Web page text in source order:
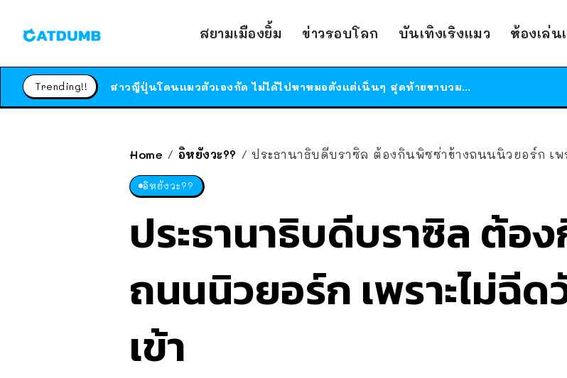
สยามเมืองยิ้ม ข่าวรอบโลก บันเทิงเริงแมว ห้องเล่น
Trending!!
ร้านอาหารในนิวยอร์กประกาศปิดตัวลง หลังอยู่มานานกว่า 45 ปี ติดป้ายขอบคุณลูกค้าทุกคน แถมสูตรทำไวท์ซอสให้แบบจัดเต็ม
ได้เวลาเด็กหนวดรวมตัว RF Online Next เปิดให้เล่นแล้ว เกม Sci-Fi MMORPG ระดับตำนาน เล่นได้ทั้งมือถือและ PC
Home / อิหยังวะ?? / ประธานาธิบดีบราซิล ต้องกินพิซซ่าข้างถนนนิวยอร์ก เพ
อิหยังวะ??
ประธานาธิบดีบราซิล ต้อ
ถนนนิวยอร์ก เพราะไม่ฉีด
เข้า